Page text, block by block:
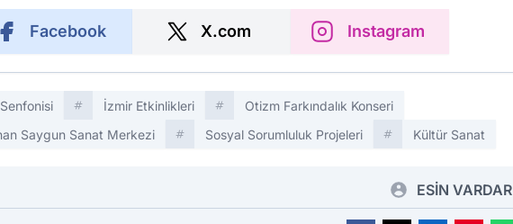
Facebook X.com Instagram
İzmir Etkinlikleri
Otizm Farkındalık Konseri
Saygun Sanat Merkezi
Sosyal Sorumluluk Projeleri Kültür Sanat
ESİN VARDAR